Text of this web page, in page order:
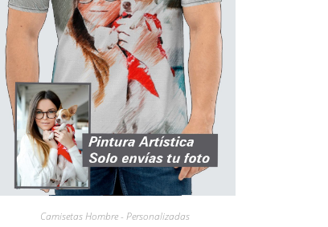
Camisetas Hombre - Personalizadas